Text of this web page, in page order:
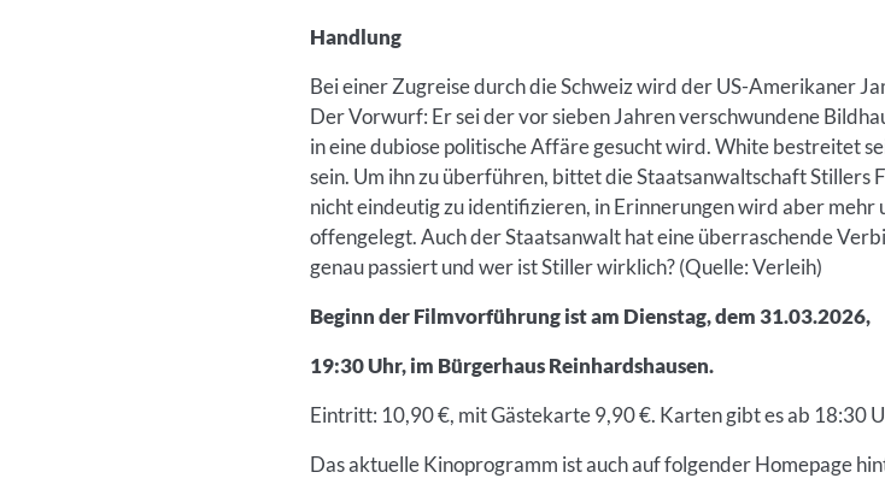
Handlung
Bei einer Zugreise durch die Schweiz wird der US-Amerikaner
Der Vorwurf: Er sei der vor sieben Jahren verschwundene
in eine dubiose politische Affäre gesucht wird. White bestreitet
sein. Um ihn zu überführen, bittet die Staatsanwaltschaft Stillers
nicht eindeutig zu identifizieren, in Erinnerungen wird aber mehr
offengelegt. Auch der Staatsanwalt hat eine überraschende
genau passiert und wer ist Stiller wirklich? (Quelle: Verleih)
Beginn der Filmvorführung ist am Dienstag, dem 31.03.2026,
19:30 Uhr, im Bürgerhaus Reinhardshausen.
Eintritt: 10,90 €, mit Gästekarte 9,90 €. Karten gibt es ab 18:30
Das aktuelle Kinoprogramm ist auch auf folgender Homepage